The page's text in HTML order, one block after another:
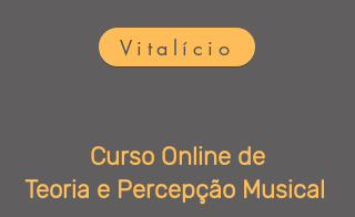
Vitalício
Curso Online de
Teoria e Percepção Musical